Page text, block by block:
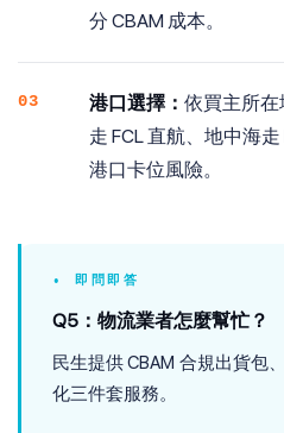
分 CBAM 成本。
03 港口選擇： 依買主所
走 FCL 直航、地中海
港口卡位風險。
• 即問即答
Q5：物流業者怎麼幫忙？
民生提供 CBAM 合規出貨包
化三件套服務。